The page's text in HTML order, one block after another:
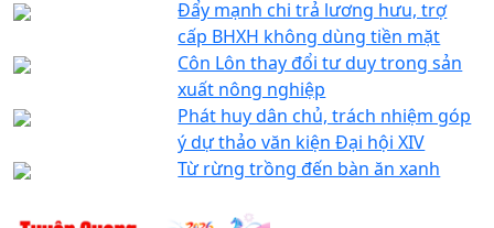
Đẩy mạnh chi trả lương hưu, trợ
cấp BHXH không dùng tiền mặt
Côn Lôn thay đổi tư duy trong sản
xuất nông nghiệp
Phát huy dân chủ, trách nhiệm góp
ý dự thảo văn kiện Đại hội XIV
Từ rừng trồng đến bàn ăn xanh